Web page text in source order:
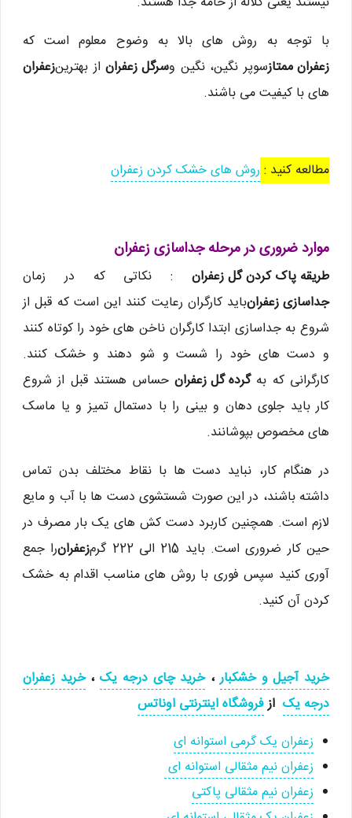
با توجه به روش های بالا به وضوح معلوم است که
زعفران ممتازسوپر نگین، نگین وسرگل زعفراناز بهترینزعفران
های با کیفیت می باشند.
مطالعه کنید : روش های خشک کردن زعفران
موارد ضروری در مرحله جداسازی زعفران
طریقه پاک کردن گل زعفران : نکاتی که در زمان
جداسازی زعفرانباید کارگران رعایت کنند این است که قبل از
شروع به جداسازی ابتدا کارگران ناخن های خود را کوتاه کنند
و دست های خود را شست و شو دهند و خشک کنند.
کارگرانی که بهگرده گل زعفران حساس هستند قبل از شروع
کار باید جلوی دهان و بینی را با دستمال تمیز و یا ماسک
های مخصوص بپوشانند.
در هنگام کار، نباید دست ها با نقاط مختلف بدن تماس
داشته باشند، در این صورت شستشوی دست ها با آب و مایع
لازم است. همچنین کاربرد دست کش های یک بار مصرف در
حین کار ضروری است. باید 215 الی 222 گرم
زعفرانرا جمع
آوری کنید سپس فوری با روش های مناسب اقدام به خشک
کردن آن کنید.
خرید آجیل و خشکبار،خرید چای درجه یک،خرید زعفران
درجه یک ازفروشگاه اینترنتی اوناتس
زعفران یک گرمی استوانه ای
زعفران نیم مثقالی استوانه ای
زعفران نیم مثقالی پاکتی